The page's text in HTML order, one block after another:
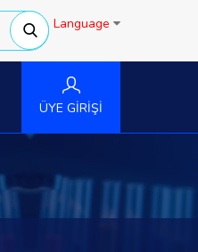
Language
ÜYE GİRİŞİ